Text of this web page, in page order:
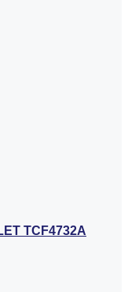
TCF4732A